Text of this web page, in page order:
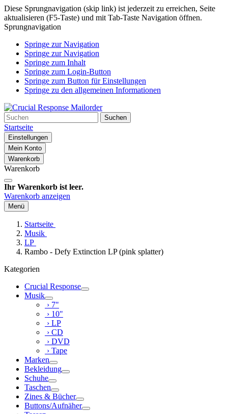
Diese Sprungnavigation (skip link) ist jederzeit zu erreichen, Seite
aktualisieren (F5-Taste) und mit Tab-Taste Navigation öffnen.
Sprungnavigation
Springe zur Navigation
Springe zur Navigation
Springe zum Inhalt
Springe zum Login-Button
Springe zum Button für Einstellungen
Springe zu den allgemeinen Informationen
Suchen
Startseite
Einstellungen
Mein Konto
Warenkorb
Warenkorb
Ihr Warenkorb ist leer.
Warenkorb anzeigen
Menü
Startseite
Musik
LP
Rambo - Defy Extinction LP (pink splatter)
Kategorien
Crucial Response
Musik
› 7"
› 10"
› LP
› CD
› DVD
› Tape
Marken
Bekleidung
Schuhe
Taschen
Zines & Bücher
Buttons/Aufnäher